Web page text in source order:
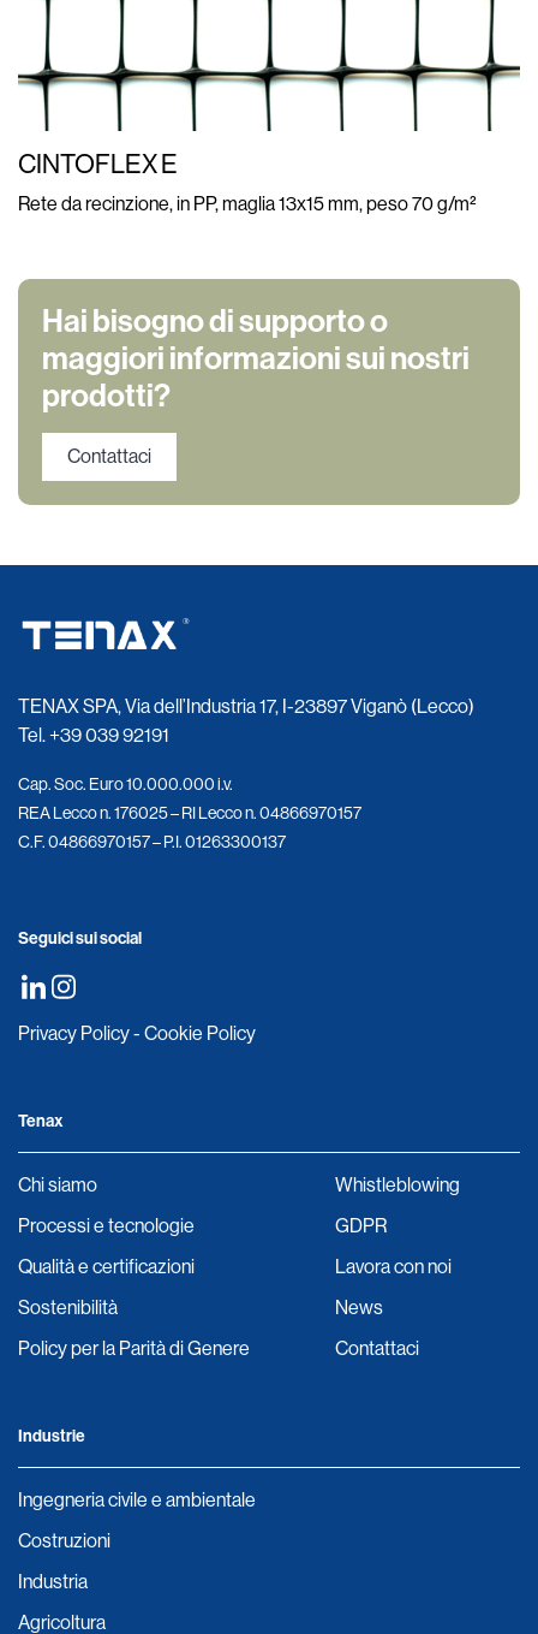
CINTOFLEX E
Rete da recinzione, in PP, maglia 13x15 mm, peso 70 g/m²
Hai bisogno di supporto o
maggiori informazioni sui nostri
prodotti?
Contattaci
TENAX SPA, Via dell’Industria 17, I-23897 Viganò (Lecco)
Tel.+39 039 92191
Cap. Soc. Euro 10.000.000 i.v.
REA Lecco n. 176025 – RI Lecco n. 04866970157
C.F. 04866970157 – P.I. 01263300137
Seguici sui social
Privacy Policy- Cookie Policy
Tenax
Chi siamo
Processi e tecnologie
Qualità e certificazioni
Sostenibilità
Policy per la Parità di Genere
Whistleblowing
GDPR
Lavora con noi
News
Contattaci
Industrie
Ingegneria civile e ambientale
Costruzioni
Industria
Agricoltura